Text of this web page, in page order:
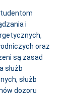
i
oraz
są zasad
służb
służb
dozoru